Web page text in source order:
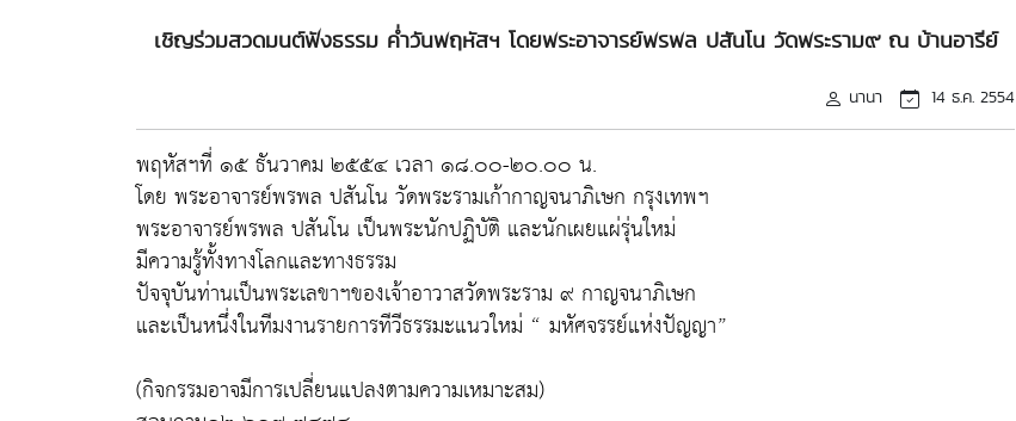
เชิญร่วมสวดมนต์ฟังธรรม ค่ำวันพฤหัสฯ โดยพระอาจารย์พรพล ปสันโน วัดพระราม๙ ณ บ้านอารีย์
นานา 14 ธ.ค. 2554
พฤหัสฯที่ ๑๕ ธันวาคม ๒๕๕๔ เวลา ๑๘.๐๐-๒๐.๐๐ น.
โดย พระอาจารย์พรพล ปสันโน วัดพระรามเก้ากาญจนาภิเษก กรุงเทพฯ
พระอาจารย์พรพล ปสันโน เป็นพระนักปฏิบัติ และนักเผยแผ่รุ่นใหม่
มีความรู้ทั้งทางโลกและทางธรรม
ปัจจุบันท่านเป็นพระเลขาฯของเจ้าอาวาสวัดพระราม ๙ กาญจนาภิเษก
และเป็นหนึ่งในทีมงานรายการทีวีธรรมะแนวใหม่ “ มหัศจรรย์แห่งปัญญา”
(กิจกรรมอาจมีการเปลี่ยนแปลงตามความเหมาะสม)